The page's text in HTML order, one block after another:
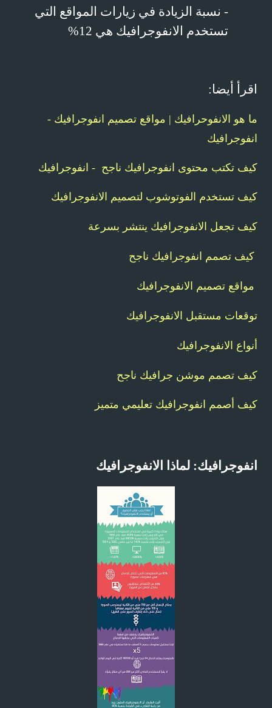
- نسبة الزيادة في زيارات المواقع التي
تستخدم الانفوجرافيك هي 12%
اقرأ أيضا:
ما هو الانفوحرافيك | مواقع تصميم انفوجرافيك -
انفوجرافيك
كيف تكتب محتوى انفوجرافيك ناجح - انفوجرافيك
كيف تستخدم الفوتوشوب لتصميم الانفوجرافيك
كيف تجعل الانفوجرافيك ينتشر بسرعة
كيف تصمم انفوجرافيك ناجح
مواقع تصميم الانفوجرافيك
توقعات مستقبل الانفوجرافيك
أنواع الانفوجرافيك
كيف تصمم موشن جرافيك ناجح
كيف أصمم انفوجرافيك تعليمي متميز
انفوجرافيك: لماذا الانفوجرافيك